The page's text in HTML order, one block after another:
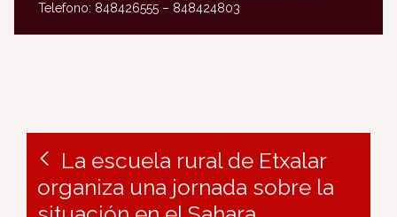
Telefono: 848426555 – 848424803
La escuela rural de Etxalar
organiza una jornada sobre la